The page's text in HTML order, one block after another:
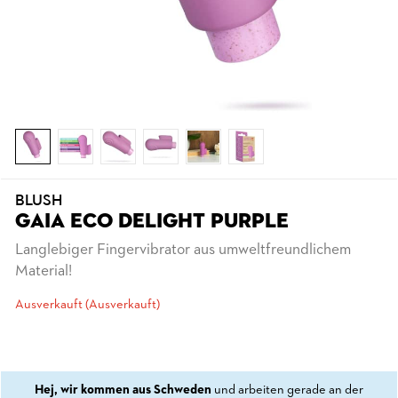
BLUSH
GAIA ECO DELIGHT PURPLE
Langlebiger Fingervibrator aus umweltfreundlichem
Material!
Ausverkauft (Ausverkauft)
Hej, wir kommen aus Schweden und arbeiten gerade an der